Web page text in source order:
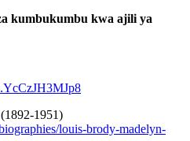
kumbukumbu kwa ajili ya
1951)
louis-brody-madelyn-